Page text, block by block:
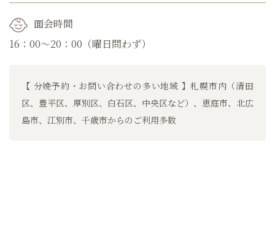
面会時間
16：00～20：00（曜日問わず）
【 分娩予約・お問い合わせの多い地域 】札幌市内（清田
区、豊平区、厚別区、白石区、中央区など）、恵庭市、北広
島市、江別市、千歳市からのご利用多数